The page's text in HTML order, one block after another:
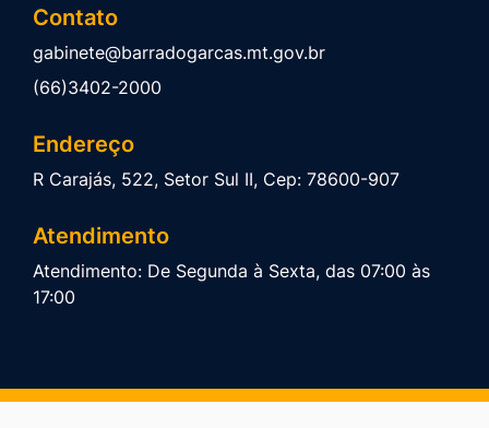
Contato
gabinete@barradogarcas.mt.gov.br
(66)3402-2000
Endereço
R Carajás, 522, Setor Sul II, Cep: 78600-907
Atendimento
Atendimento: De Segunda à Sexta, das 07:00 às
17:00